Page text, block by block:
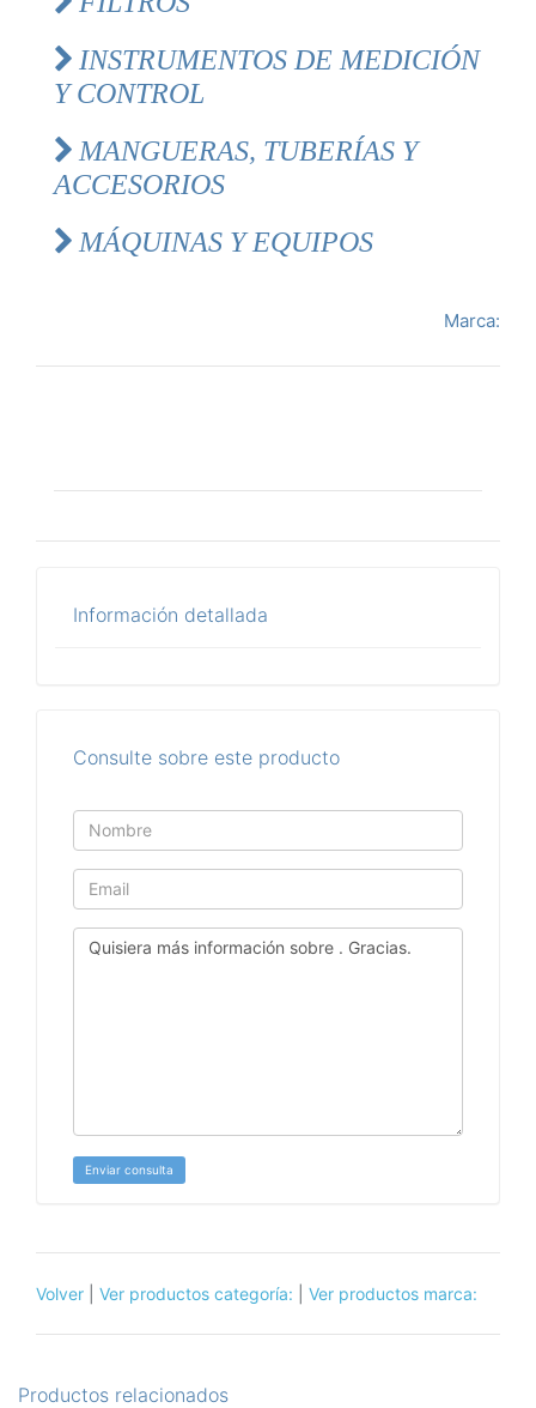
INSTRUMENTOS DE MEDICIÓN
Y CONTROL
MANGUERAS, TUBERÍAS Y
ACCESORIOS
MÁQUINAS Y EQUIPOS
Marca:
Información detallada
Consulte sobre este producto
Enviar consulta
Volver Ver productos categoría: Ver productos marca:
Productos relacionados